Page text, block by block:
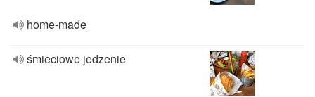
home-made
śmieciowe jedzenie